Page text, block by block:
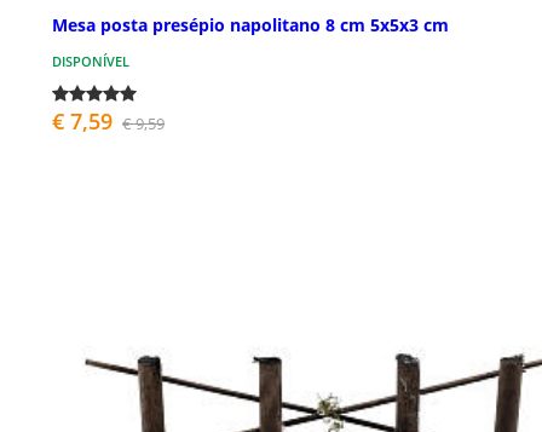
Mesa posta presépio napolitano 8 cm 5x5x3 cm
DISPONÍVEL
€ 7,59 € 9,59